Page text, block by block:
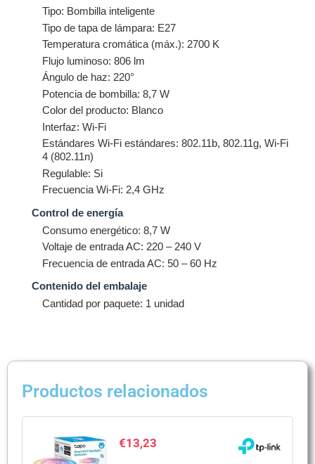
Tipo: Bombilla inteligente
Tipo de tapa de lámpara: E27
Temperatura cromática (máx.): 2700 K
Flujo luminoso: 806 lm
Ángulo de haz: 220°
Potencia de bombilla: 8,7 W
Color del producto: Blanco
Interfaz: Wi-Fi
Estándares Wi-Fi estándares: 802.11b, 802.11g, Wi-Fi
4 (802.11n)
Regulable: Si
Frecuencia Wi-Fi: 2,4 GHz
Control de energía
Consumo energético: 8,7 W
Voltaje de entrada AC: 220 – 240 V
Frecuencia de entrada AC: 50 – 60 Hz
Contenido del embalaje
Cantidad por paquete: 1 unidad
Productos relacionados
€13,23